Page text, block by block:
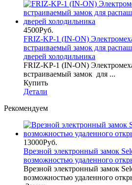
4500Руб.
FRIZ-KP-1 (IN-ON)
встраиваемый замок для
дверей холодильника
FRIZ-KP-1 (IN-ON)
встраиваемый замок для ...
Купить
Детали
Рекомендуем
13000Руб.
Врезной электронный замок
возможностью удаленного
Врезной электронный замок
возможностью удаленного